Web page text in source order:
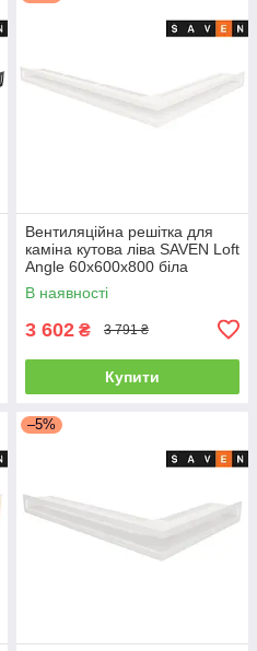
Вентиляційна решітка для
каміна кутова ліва SAVEN Loft
Angle 60х600х800 біла
В наявності
3 602 ₴ 3 791 ₴
Купити
–5%